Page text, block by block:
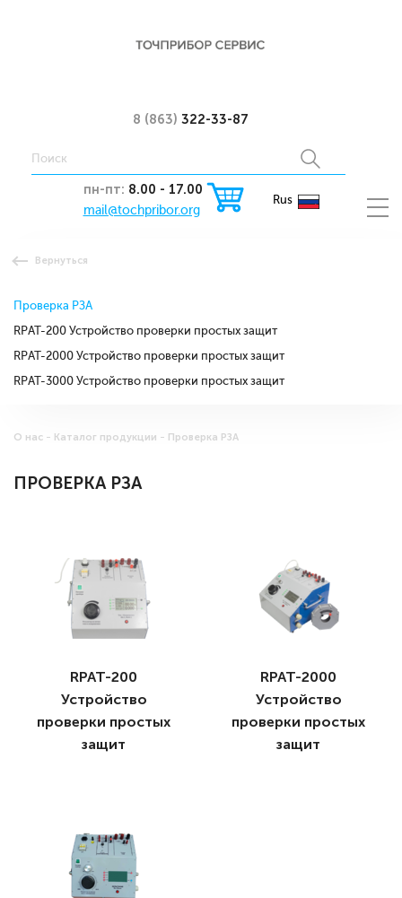
8 (863) 322-33-87
пн-пт: 8.00 - 17.00
mail@tochpribor.org
Rus
Вернуться
Проверка РЗА
RPAT-200 Устройство проверки простых защит
RPAT-2000 Устройство проверки простых защит
RPAT-3000 Устройство проверки простых защит
О нас Каталог продукции Проверка РЗА
ПРОВЕРКА РЗА
RPAT-200
Устройство
проверки простых
защит
RPAT-2000
Устройство
проверки простых
защит